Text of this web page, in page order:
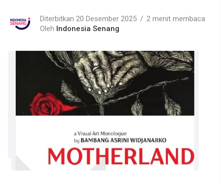
Diterbitkan 20 Desember 2025
2 menit membaca
Oleh Indonesia Senang